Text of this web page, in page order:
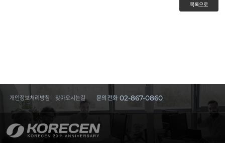
개인정보처리방침 찾아오시는길 문의 전화 02-867-0860